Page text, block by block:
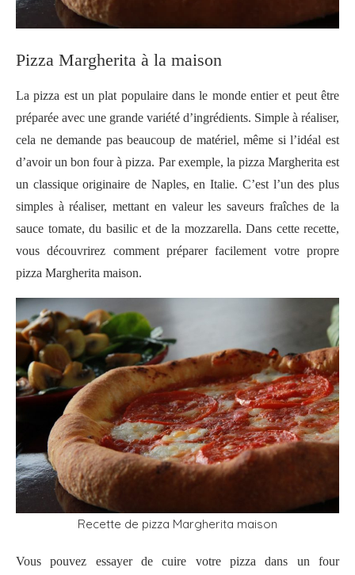
Pizza Margherita à la maison
La pizza est un plat populaire dans le monde entier et peut être
préparée avec une grande variété d’ingrédients. Simple à réaliser,
cela ne demande pas beaucoup de matériel, même si l’idéal est
d’avoirun bon four à pizza. Par exemple, la pizza Margherita est
un classique originaire de Naples, en Italie. C’est l’un des plus
simples à réaliser, mettant en valeur les saveurs fraîches de la
sauce tomate, du basilic et de la mozzarella. Dans cette recette,
vous découvrirez comment préparer facilement votre propre
pizza Margherita maison.
Recette de pizza Margherita maison
Vous pouvez essayer de cuire votre pizza dans un four